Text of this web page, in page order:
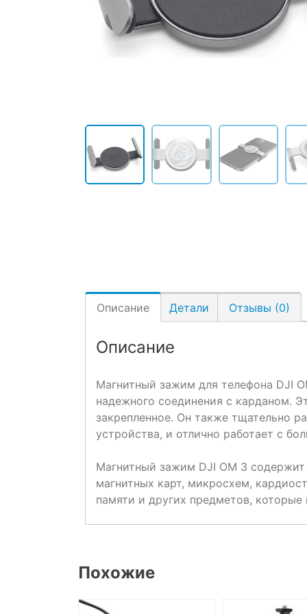
Описание Детали Отзывы (0)
Описание
Магнитный зажим для телефона DJI
надежного соединения с карданом.
закрепленное. Он также тщательно
устройства, и отлично работает с
Магнитный зажим DJI OM 3
магнитных карт, микросхем,
памяти и других предметов, которые
Похожие